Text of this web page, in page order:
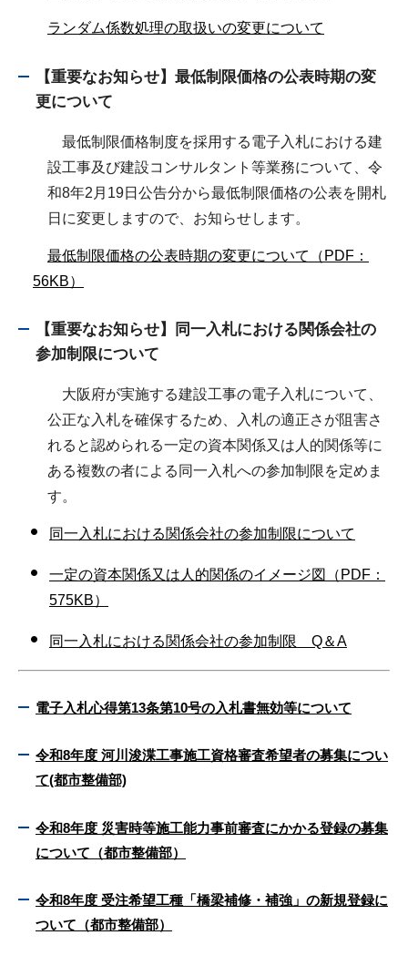
ランダム係数処理の取扱いの変更について
【重要なお知らせ】最低制限価格の公表時期の変
更について
最低制限価格制度を採用する電子入札における建
設工事及び建設コンサルタント等業務について、令
和8年2月19日公告分から最低制限価格の公表を開札
日に変更しますので、お知らせします。
最低制限価格の公表時期の変更について（PDF：
56KB）
【重要なお知らせ】
同一入札における関係会社の
参加制限について
大阪府が実施する建設工事の電子入札について、
公正な入札を確保するため、入札の適正さが阻害さ
れると認められる一定の資本関係又は人的関係等に
ある複数の者による同一入札への参加制限を定めま
す。
同一入札における関係会社の参加制限について
一定の資本関係又は人的関係のイメージ図（PDF：
575KB）
同一入札における関係会社の参加制限 Q＆A
電子入札心得第13条第10号の入札書無効等について
令和8年度 河川浚渫工事施工資格審査希望者の募集につい
て(都市整備部)
令和8年度 災害時等施工能力事前審査にかかる登録の募集
について（都市整備部）
令和8年度 受注希望工種「橋梁補修・補強」の新規登録に
ついて（都市整備部）